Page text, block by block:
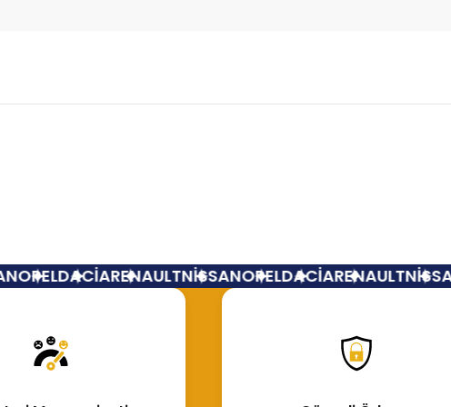
OPELDACİARENAULTNİSSANOPELDACİARENAULTNİSSAN